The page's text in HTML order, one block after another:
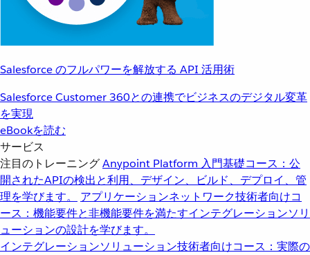
Salesforce のフルパワーを解放する API 活用術
Salesforce Customer 360との連携でビジネスのデジタル変革
を実現
eBookを読む
サービス
注目のトレーニングAnypoint Platform 入門基礎コース：公
開されたAPIの検出と利用、デザイン、ビルド、デプロイ、管
理を学びます。
アプリケーションネットワーク技術者向けコ
ース：機能要件と非機能要件を満たすインテグレーションソリ
ューションの設計を学びます。
インテグレーションソリューション技術者向けコース：実際の